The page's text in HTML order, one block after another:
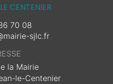
CENTENIER
70 08
sjlc.fr
la Mairie
le-Centenier